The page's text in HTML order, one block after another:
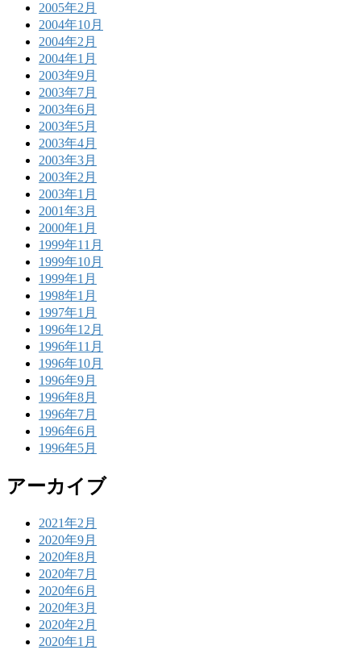
2005年2月
2004年10月
2004年2月
2004年1月
2003年9月
2003年7月
2003年6月
2003年5月
2003年4月
2003年3月
2003年2月
2003年1月
2001年3月
2000年1月
1999年11月
1999年10月
1999年1月
1998年1月
1997年1月
1996年12月
1996年11月
1996年10月
1996年9月
1996年8月
1996年7月
1996年6月
1996年5月
アーカイブ
2021年2月
2020年9月
2020年8月
2020年7月
2020年6月
2020年3月
2020年2月
2020年1月